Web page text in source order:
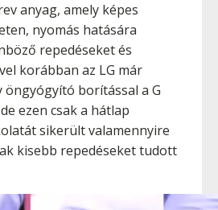
anyag, amely képes
nyomás hatására
repedéseket és
korábban az LG már
borítással a G
ezen csak a hátlap
sikerült valamennyire
kisebb repedéseket tudott